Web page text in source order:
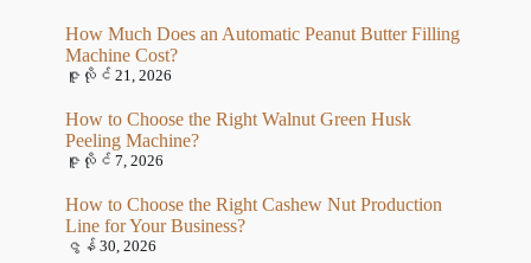
How Much Does an Automatic Peanut Butter Filling
Machine Cost?
ဇူလိုင် 21, 2026
How to Choose the Right Walnut Green Husk
Peeling Machine?
ဇူလိုင် 7, 2026
How to Choose the Right Cashew Nut Production
Line for Your Business?
ဇွန် 30, 2026